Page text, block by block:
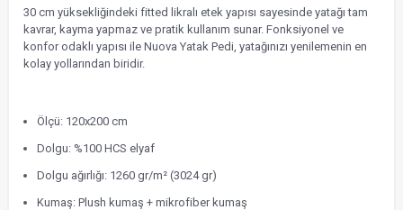
30 cm yüksekliğindeki fitted likralı etek yapısı sayesinde yatağı tam
kavrar, kayma yapmaz ve pratik kullanım sunar. Fonksiyonel ve
konfor odaklı yapısı ile Nuova Yatak Pedi, yatağınızı yenilemenin en
kolay yollarından biridir.
Ölçü: 120x200 cm
Dolgu: %100 HCS elyaf
Dolgu ağırlığı: 1260 gr/m² (3024 gr)
Kumaş: Plush kumaş + mikrofiber kumaş